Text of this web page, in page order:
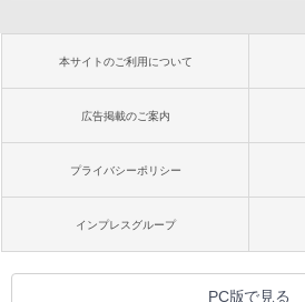
本サイトのご利用について
広告掲載のご案内
プライバシーポリシー
インプレスグループ
PC版で見る